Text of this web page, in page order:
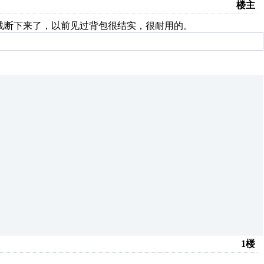
楼主
下来了，以前见过背包很结实，很耐用的。
1楼